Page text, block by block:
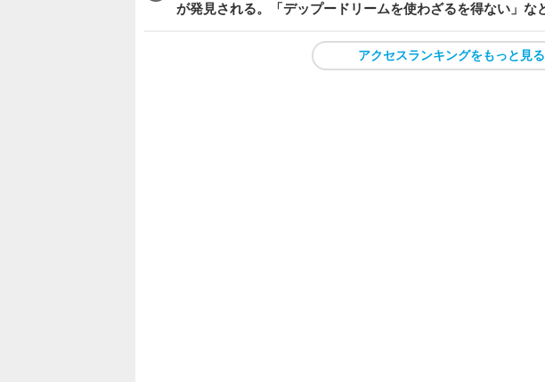
が発見される。「デップードリームを使わざるを得ない」な
アクセスランキングをもっと見る